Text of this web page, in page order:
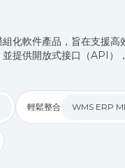
化軟件產品，旨在支援
提供開放式接口（API）
輕鬆整合 WMS ERP